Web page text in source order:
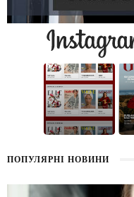
ПОПУЛЯРНІ НОВИНИ